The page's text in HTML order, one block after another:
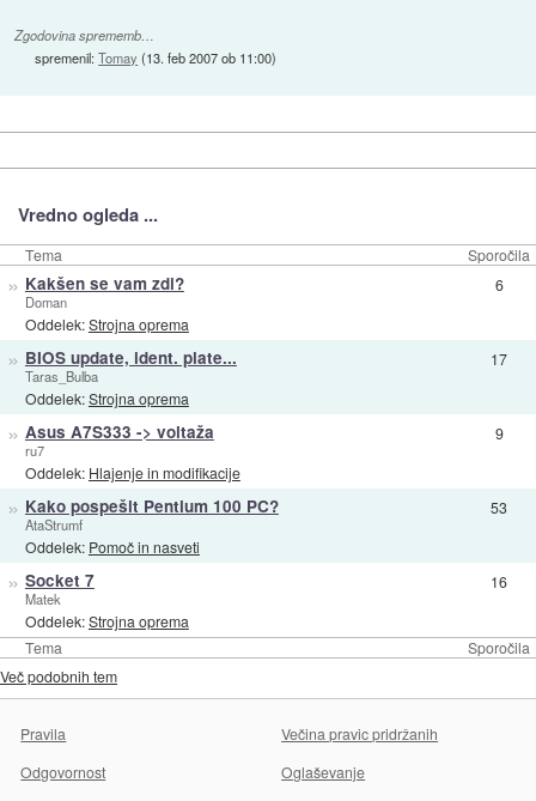
Zgodovina sprememb…
spremenil:Tomay (13. feb 2007 ob 11:00)
Vredno ogleda ...
Tema Sporočila
Tema Sporočila
» Kakšen se vam zdi?
Doman
Oddelek:Strojna oprema
6
» BIOS update, ident. plate...
Taras_Bulba
Oddelek:Strojna oprema
17
» Asus A7S333 -> voltaža
ru7
Oddelek: Hlajenje in modifikacije
9
» Kako pospešit Pentium 100 PC?
AtaStrumf
Oddelek: Pomoč in nasveti
53
» Socket 7
Matek
Oddelek:Strojna oprema
16
Več podobnih tem
Pravila
Večina pravic pridržanih
Odgovornost
Oglaševanje